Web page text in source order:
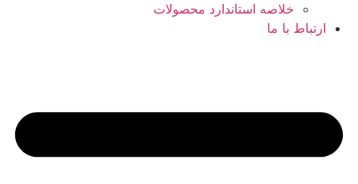
خلاصه استاندارد محصولات
ارتباط با ما